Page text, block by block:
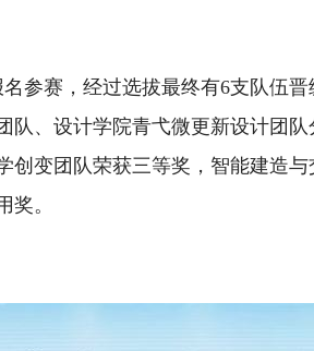
参赛，经过选拔最终有6支队伍
队、设计学院青弋微更新设计团
创变团队荣获三等奖，智能建造
奖。